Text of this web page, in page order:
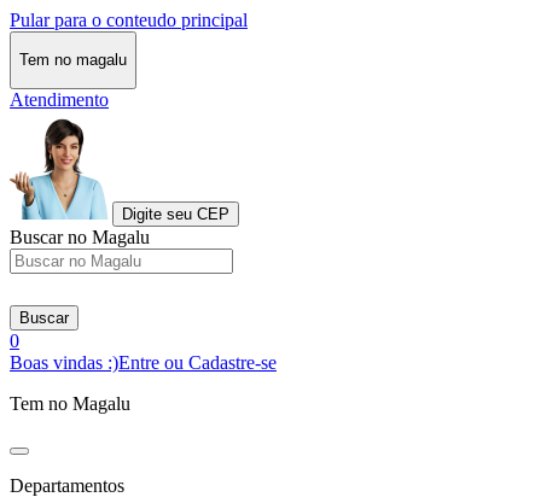
Pular para o conteudo principal
Tem no magalu
Atendimento
Digite seu CEP
Buscar no Magalu
Buscar
0
Boas vindas :)Entre ou Cadastre-se
Tem no Magalu
Departamentos